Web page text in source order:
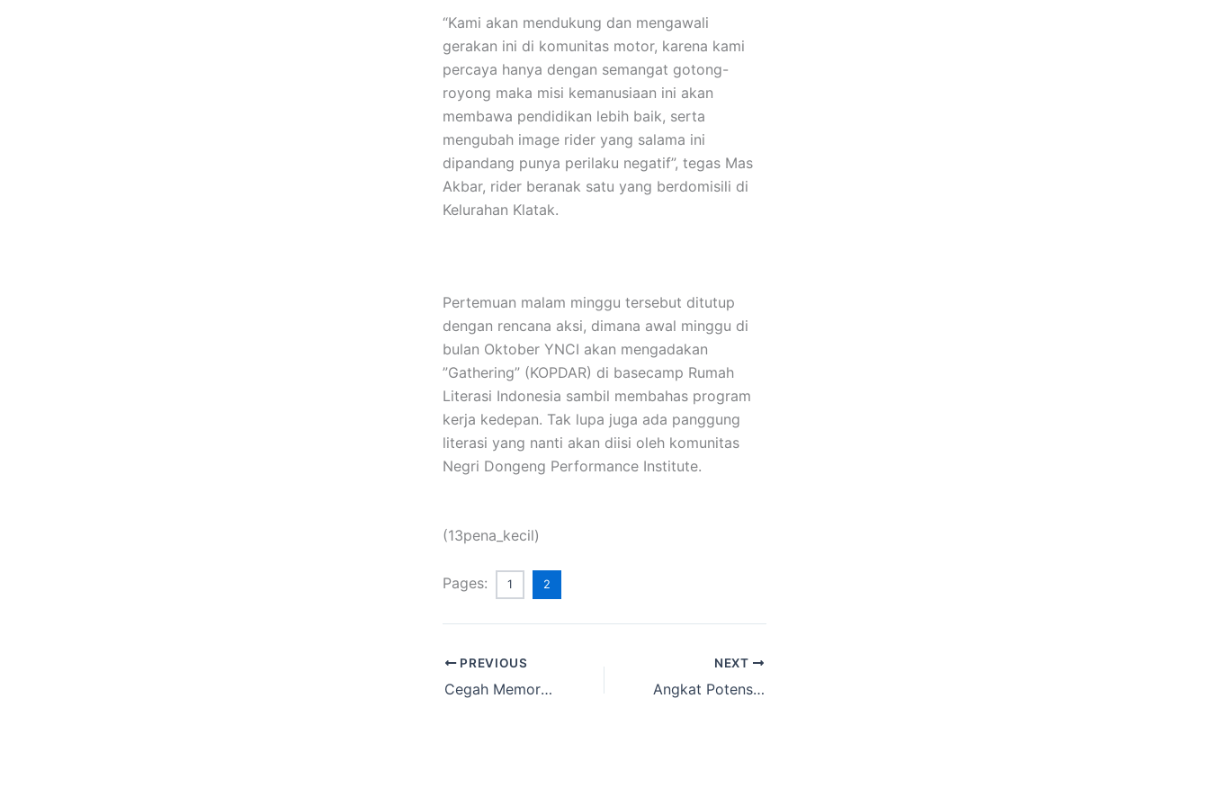
“Kami akan mendukung dan mengawali
gerakan ini di komunitas motor, karena kami
percaya hanya dengan semangat gotong-
royong maka misi kemanusiaan ini akan
membawa pendidikan lebih baik, serta
mengubah image rider yang salama ini
dipandang punya perilaku negatif”, tegas Mas
Akbar, rider beranak satu yang berdomisili di
Kelurahan Klatak.
Pertemuan malam minggu tersebut ditutup
dengan rencana aksi, dimana awal minggu di
bulan Oktober YNCI akan mengadakan
”Gathering” (KOPDAR) di basecamp Rumah
Literasi Indonesia sambil membahas program
kerja kedepan. Tak lupa juga ada panggung
literasi yang nanti akan diisi oleh komunitas
Negri Dongeng Performance Institute.
(13pena_kecil)
Pages: 1 2
PREVIOUS
Cegah Memory Otak Aus, Pegiat Literasi Bagi Tips Untuk Pengelola Rumah Baca.
NEXT
Angkat Potensi Desa Literasi, Kades Ketapang Dukung Program Talk Show ”OPLOSAN”